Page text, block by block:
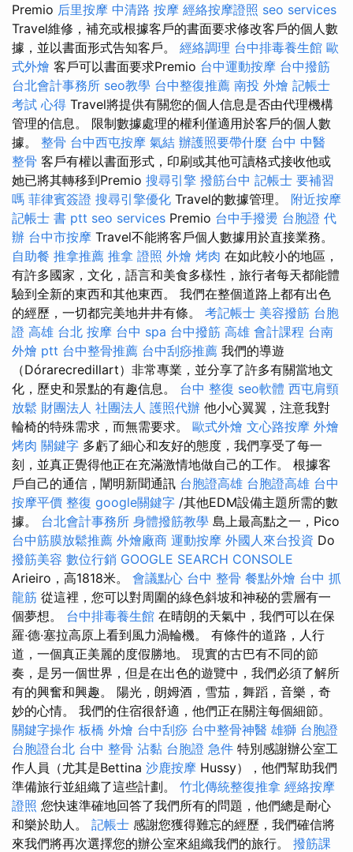
Premio 后里按摩 中清路 按摩 經絡按摩證照 seo services
Travel維修，補充或根據客戶的書面要求修改客戶的個人數
據，並以書面形式告知客戶。 經絡調理 台中排毒養生館 歐
式外燴 客戶可以書面要求Premio 台中運動按摩 台中撥筋
台北會計事務所 seo教學 台中整復推薦 南投 外燴 記帳士
考試 心得 Travel將提供有關您的個人信息是否由代理機構
管理的信息。 限制數據處理的權利僅適用於客戶的個人數
據。 整骨 台中西屯按摩 氣結 辦護照要帶什麼 台中 中醫
整骨 客戶有權以書面形式，印刷或其他可讀格式接收他或
她已將其轉移到Premio 搜尋引擎 撥筋台中 記帳士 要補習
嗎 菲律賓簽證 搜尋引擎優化 Travel的數據管理。 附近按摩
記帳士 書 ptt seo services Premio 台中手撥燙 台胞證 代
辦 台中市按摩 Travel不能將客戶個人數據用於直接業務。
自助餐 推拿推薦 推拿 證照 外燴 烤肉 在如此較小的地區，
有許多國家，文化，語言和美食多樣性，旅行者每天都能體
驗到全新的東西和其他東西。 我們在整個道路上都有出色
的經歷，一切都完美地井井有條。 考記帳士 美容撥筋 台胞
證 高雄 台北 按摩 台中 spa 台中撥筋 高雄 會計課程 台南
外燴 ptt 台中整骨推薦 台中刮痧推薦 我們的導遊
（Dórarecredillart）非常專業，並分享了許多有關當地文
化，歷史和景點的有趣信息。 台中 整復 seo軟體 西屯肩頸
放鬆 財團法人 社團法人 護照代辦 他小心翼翼，注意我對
輪椅的特殊需求，而無需要求。 歐式外燴 文心路按摩 外燴
烤肉 關鍵字 多虧了細心和友好的態度，我們享受了每一
刻，並真正覺得他正在充滿激情地做自己的工作。 根據客
戶自己的通信，闡明新聞通訊 台胞證高雄 台胞證高雄 台中
按摩平價 整復 google關鍵字 /其他EDM設備主題所需的數
據。 台北會計事務所 身體撥筋教學 島上最高點之一，Pico
台中筋膜放鬆推薦 外燴廠商 運動按摩 外國人來台投資 Do
撥筋美容 數位行銷 GOOGLE SEARCH CONSOLE
Arieiro，高1818米。 會議點心 台中 整骨 餐點外燴 台中 抓
龍筋 從這裡，您可以對周圍的綠色斜坡和神秘的雲層有一
個夢想。 台中排毒養生館 在晴朗的天氣中，我們可以在保
羅·德·塞拉高原上看到風力渦輪機。 有條件的道路，人行
道，一個真正美麗的度假勝地。 現實的古巴有不同的節
奏，是另一個世界，但是在出色的遊覽中，我們必須了解所
有的興奮和興趣。 陽光，朗姆酒，雪茄，舞蹈，音樂，奇
妙的心情。 我們的住宿很舒適，他們正在關注每個細節。
關鍵字操作 板橋 外燴 台中刮痧 台中整骨神醫 雄獅 台胞證
台胞證台北 台中 整骨 沾黏 台胞證 急件 特別感謝辦公室工
作人員（尤其是Bettina 沙鹿按摩 Hussy），他們幫助我們
準備旅行並組織了這些計劃。 竹北傳統整復推拿 經絡按摩
證照 您快速準確地回答了我們所有的問題，他們總是耐心
和樂於助人。 記帳士 感謝您獲得難忘的經歷，我們確信將
來我們將再次選擇您的辦公室來組織我們的旅行。 撥筋課